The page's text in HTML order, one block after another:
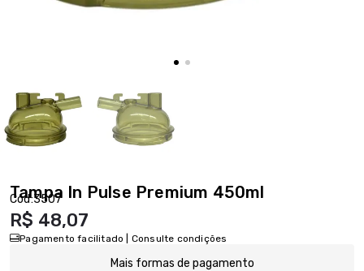
Tampa In Pulse Premium 450ml
Cód:3507
R$ 48,07
Pagamento facilitado | Consulte condições
Mais formas de pagamento